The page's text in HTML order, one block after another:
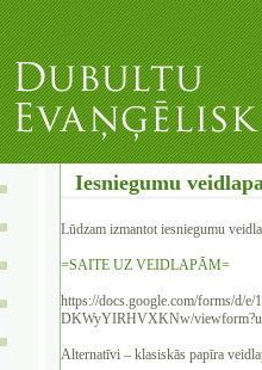
Iesniegumu
Lūdzam izmantot iesniegumu
=SAITE UZ VEIDLAPĀM=
‍https://docs.google.com/forms/d/
DKWyYIRHVXKNw/
‍Alternatīvi – klasiskās papīra